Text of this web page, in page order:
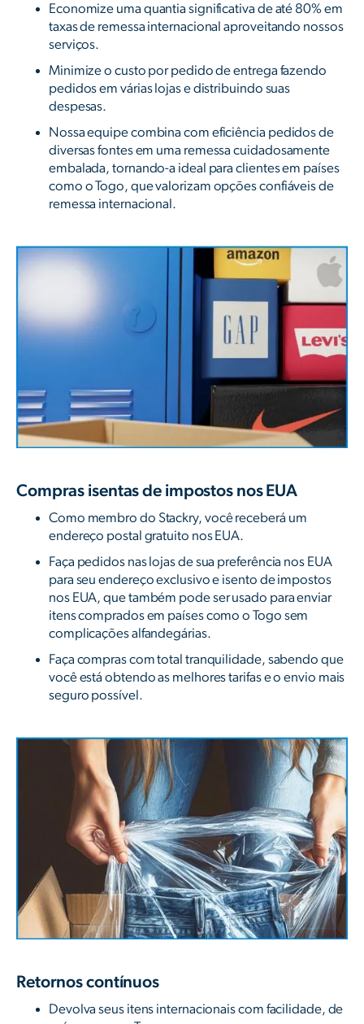
Economize uma quantia significativa de até 80% em
taxas de remessa internacional aproveitando nossos
serviços.
Minimize o custo por pedido de entrega fazendo
pedidos em várias lojas e distribuindo suas
despesas.
Nossa equipe combina com eficiência pedidos de
diversas fontes em uma remessa cuidadosamente
embalada, tornando-a ideal para clientes em países
como o Togo, que valorizam opções confiáveis ​​de
remessa internacional.
Compras isentas de impostos nos EUA
Como membro do Stackry, você receberá um
endereço postal gratuito nos EUA.
Faça pedidos nas lojas de sua preferência nos EUA
para seu endereço exclusivo e isento de impostos
nos EUA, que também pode ser usado para enviar
itens comprados em países como o Togo sem
complicações alfandegárias.
Faça compras com total tranquilidade, sabendo que
você está obtendo as melhores tarifas e o envio mais
seguro possível.
Retornos contínuos
Devolva seus itens internacionais com facilidade, de